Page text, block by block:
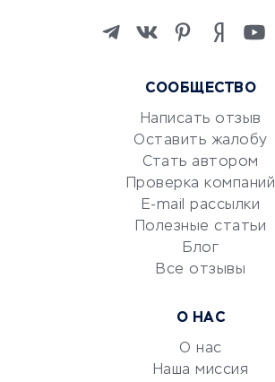
Изучение иностранных
Маркетинг и продажи
Репетиторство
Красота и здоровье
Сервисы по поиску работы
Сетевой маркетинг
УСЛУГИ ДЛЯ БИЗНЕСА
СООБЩЕСТВО
Написать отзыв
Оставить жалобу
Стать автором
Проверка компаний
E-mail рассылки
Полезные статьи
Блог
Все отзывы
О НАС
О нас
Наша миссия